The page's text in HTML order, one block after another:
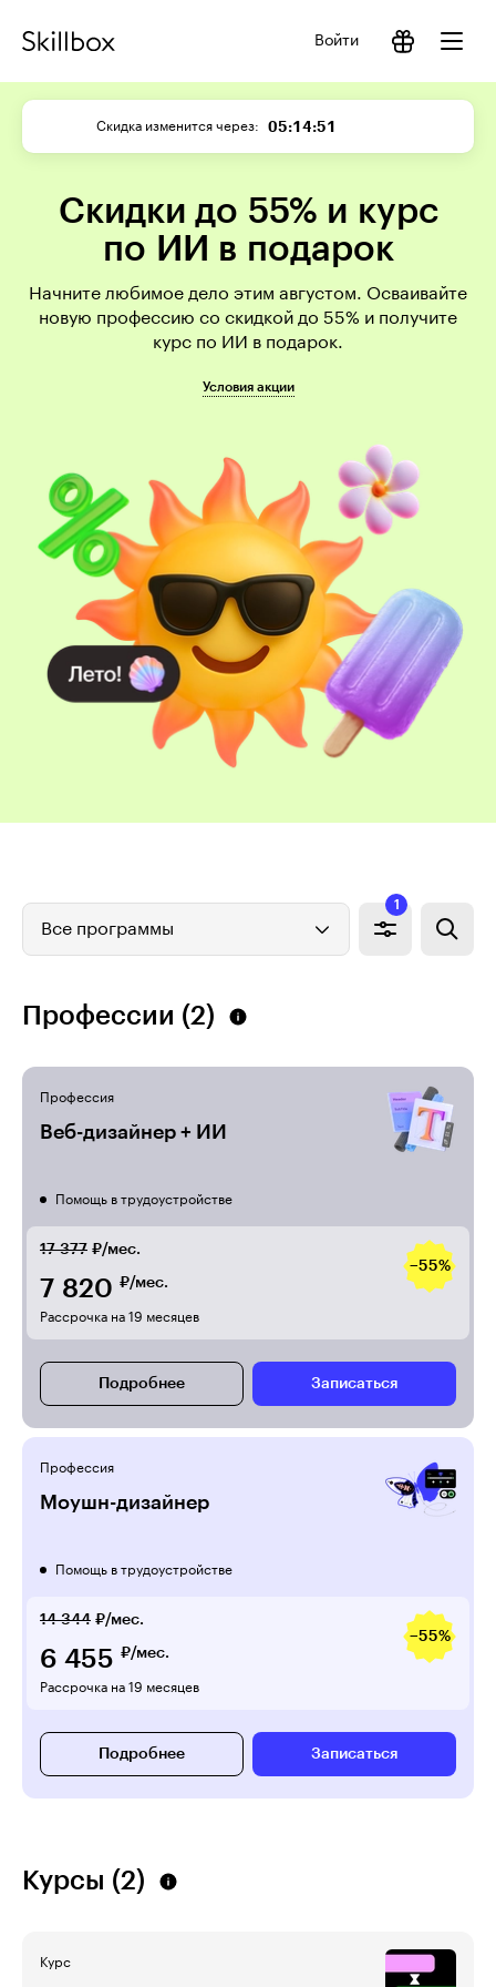
Войти
Скидка изменится через 05:14:51
Скидки до 55% и курс
по ИИ в подарок
Начните любимое дело этим августом. Осваивайте
новую профессию со скидкой до 55% и получите
курс по ИИ в подарок.
Условия акции
Все программы
1
Профессии (2)
Профессия
Веб-дизайнер + ИИ
Помощь в трудоустройстве
17 377 ₽/мес.
−55%
7 820 ₽/мес.
Рассрочка на 19 месяцев
Подробнее Записаться
Профессия
Моушн-дизайнер
Помощь в трудоустройстве
14 344 ₽/мес.
−55%
6 455 ₽/мес.
Рассрочка на 19 месяцев
Подробнее Записаться
Курсы (2)
Курс